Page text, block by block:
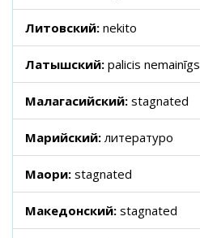
Литовский: nekito
Латышский: palicis nemainīgs
Малагасийский: stagnated
Марийский:литературо
Маори: stagnated
Македонский: stagnated